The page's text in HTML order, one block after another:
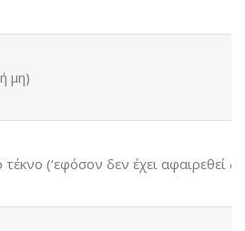
μη)
τέκνο (‘εφόσον δεν έχει αφαιρεθεί